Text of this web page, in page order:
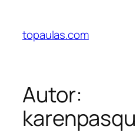
topaulas.com
Autor: